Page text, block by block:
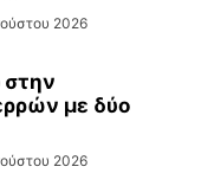
2026
στην
με δύο
2026